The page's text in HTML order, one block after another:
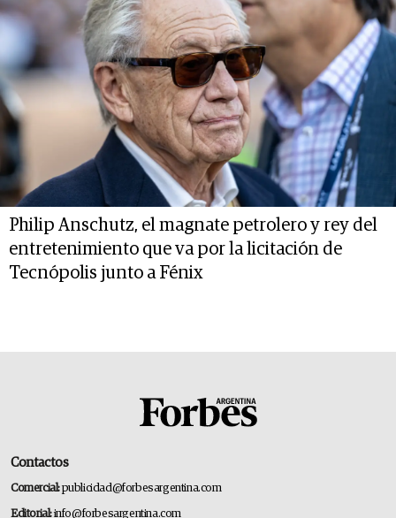
Philip Anschutz, el magnate petrolero y rey del
entretenimiento que va por la licitación de
Tecnópolis junto a Fénix
Contactos
Comercial:publicidad@forbesargentina.com
Editorial:info@forbesargentina.com